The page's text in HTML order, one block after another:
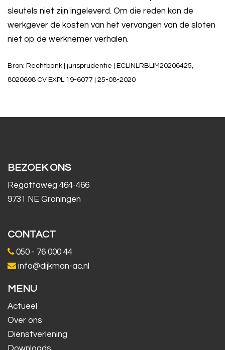
sleutels niet zijn ingeleverd. Om die reden kon de
werkgever de kosten van het vervangen van de sloten
niet op de werknemer verhalen.
Bron: Rechtbank | jurisprudentie | ECLINLRBLIM20206425,
8020698 CV EXPL 19-6077 | 25-08-2020
BEZOEK ONS
Regattaweg 464-466
9731 NE Groningen
CONTACT
050 - 76 000 44
info@dijkman-ac.nl
MENU
Actueel
Over ons
Dienstverlening